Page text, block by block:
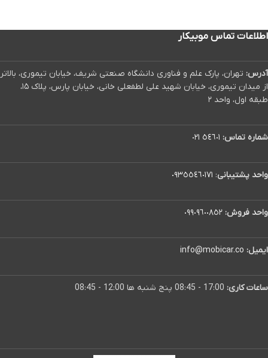
اطلاعات تماس موبیکار
آدرس: تهران، پارک علم و فناوری دانشگاه صنعتی شریف، خیابان تیموری، بالاتر
از میدان تیموری، خیابان شهید علی لطفعلی خانی، خیابان پارس، پلاک ۱۵،
طبقه اول، واحد ۲
شماره تماس: ٥٤٦٠١ ٠٢١
واحد پشتیبانی: ٠٩٣٥٥٤٦٠١٧١
واحد فروش: ٠٩٩٠٩٦٠٠٨٥٢
ایمیل: info@mobicar.co
ساعات کاری: